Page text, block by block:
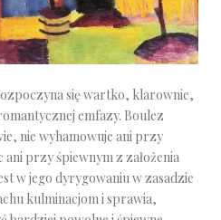
się wartko, klarownie,
emfazy. Boulez
nie wyhamowuje ani przy
przy śpiewnym z założenia
w jego dyrygowaniu w zasadzie
kulminacjom i sprawia,